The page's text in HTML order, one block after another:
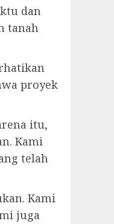
dan
tanah
proyek
itu,
Kami
telah
Kami
juga